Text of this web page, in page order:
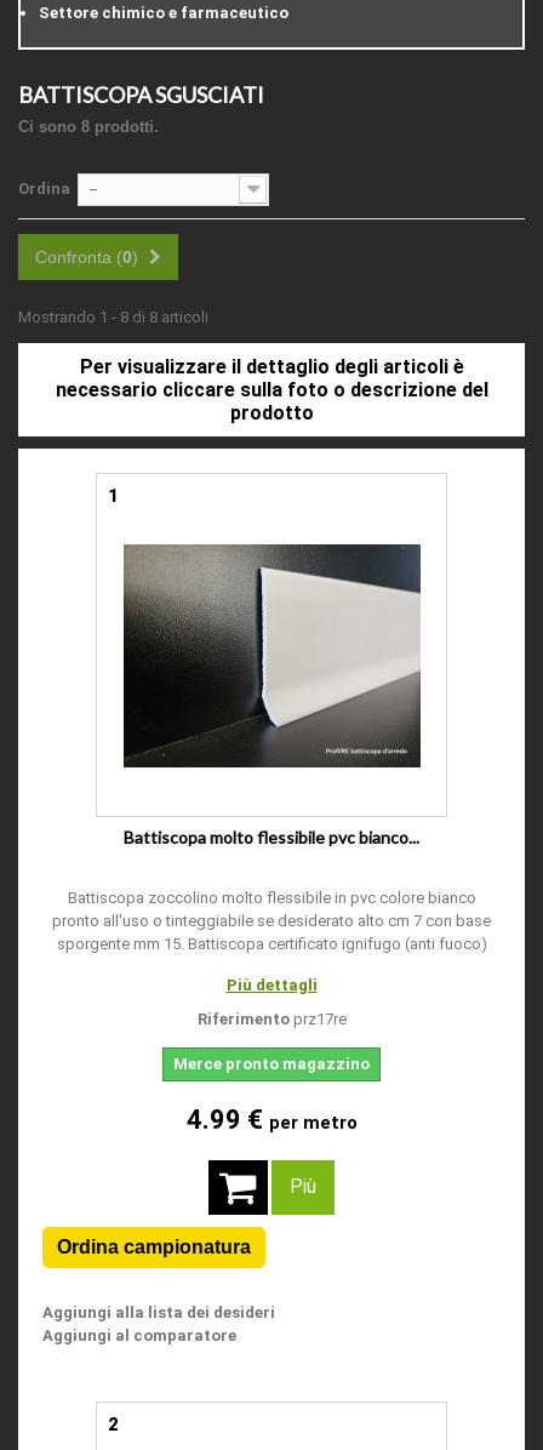
Settore chimico e farmaceutico
BATTISCOPA SGUSCIATI
Ci sono 8 prodotti.
Ordina --
Confronta (0)
Mostrando 1 - 8 di 8 articoli
Per visualizzare il dettaglio degli articoli è
necessario cliccare sulla foto o descrizione del
prodotto
1
Battiscopa molto flessibile pvc bianco...
Battiscopa zoccolino molto flessibile in pvc colore bianco
pronto all'uso o tinteggiabile se desiderato alto cm 7 con base
sporgente mm 15. Battiscopa certificato ignifugo (anti fuoco)
Più dettagli
Riferimento prz17re
Merce pronto magazzino
4.99 € per metro
Più
Aggiungi alla lista dei desideri
Aggiungi al comparatore
2